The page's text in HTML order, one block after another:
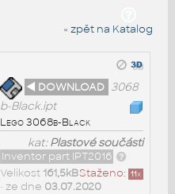
« zpět na Katalog
◄ DOWNLOAD 3068
b-Black.ipt
Lego 3068b-Black
kat:Plastové součásti
Inventor part IPT2016
Staženo: 11x
Velikost 161,5kB
• ze dne 03.07.2020